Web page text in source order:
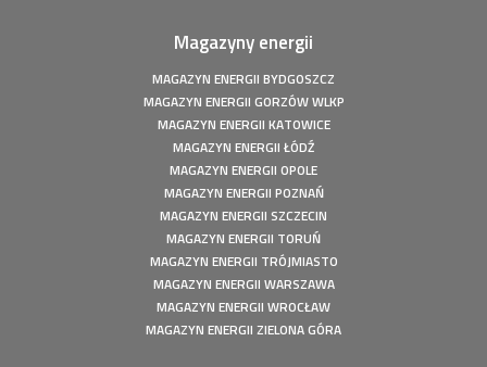
fotowoltaiczna o mocy: 9,86 kWp
Fotowoltaika z magazynem energii - Gorzów Śląski -
Instalacja fotowoltaiczna o mocy: 20,16 kWp
Fotowoltaika Czersk Koszaliński- Instalacja fotowoltaiczna
Fotowoltaika z magazynem energii - Szczecin - Instalacja
fotowoltaiczna o mocy: 6,1 kWp
Fotowoltaika z magazynem energii - Wołuszewo -
Instalacja fotowoltaiczna o mocy: 9,81 kWp
Fotowoltaika Gorzów Śląski - Instalacja fotowoltaiczna o
Fotowoltaika z magazynem energii - Borek - Instalacja
fotowoltaiczna o mocy: 7,77 kWp
Magazyny energii
MAGAZYN ENERGII BYDGOSZCZ
MAGAZYN ENERGII GORZÓW WLKP
MAGAZYN ENERGII KATOWICE
MAGAZYN ENERGII ŁÓDŹ
MAGAZYN ENERGII OPOLE
MAGAZYN ENERGII POZNAŃ
MAGAZYN ENERGII SZCZECIN
MAGAZYN ENERGII TORUŃ
MAGAZYN ENERGII TRÓJMIASTO
MAGAZYN ENERGII WARSZAWA
MAGAZYN ENERGII WROCŁAW
MAGAZYN ENERGII ZIELONA GÓRA